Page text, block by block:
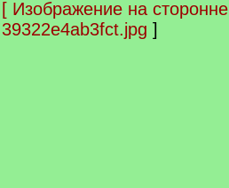
[ Изображение на
39322e4ab3fct.jpg ]